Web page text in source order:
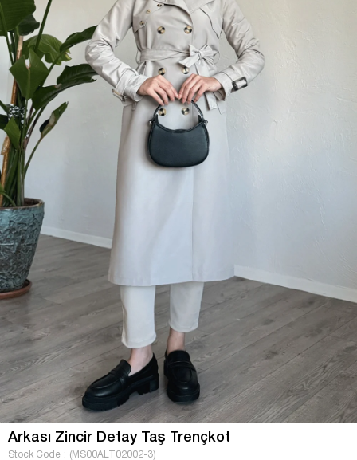
Arkası Zincir Detay Taş Trençkot
Stock Code (MS00ALT02002-3)